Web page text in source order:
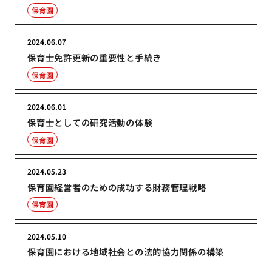
保育園
保育士免許更新の重要性と手続き
2024.06.07
保育園
保育士としての研究活動の体験
2024.06.01
保育園
保育園経営者のための成功する財務管理戦略
2024.05.23
保育園
保育園における地域社会との法的協力関係の構築
2024.05.10